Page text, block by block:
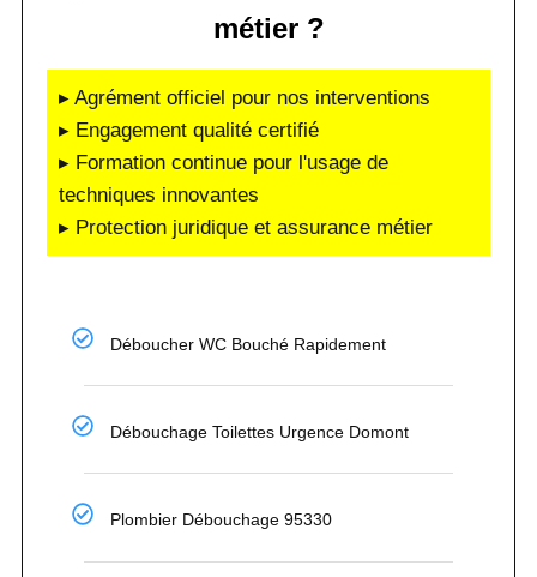
métier ?
▸ Agrément officiel pour nos interventions
▸ Engagement qualité certifié
▸ Formation continue pour l'usage de
techniques innovantes
▸ Protection juridique et assurance métier
Déboucher WC Bouché Rapidement
Débouchage Toilettes Urgence Domont
Plombier Débouchage 95330